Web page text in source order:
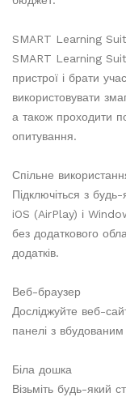
SMART Learning
SMART Learning
пристрої і брати
використовувати
а також проходити
опитування.
Спільне
Підключіться з
iOS (AirPlay) і
без додаткового
додатків.
Веб-браузер
Досліджуйте веб-
панелі з
Біла дошка
Візьміть будь-який